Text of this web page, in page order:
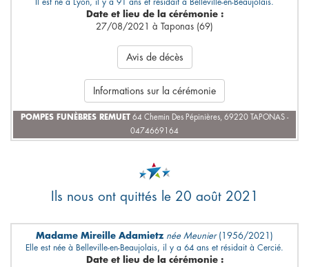
Il est né à Lyon, il y a 91 ans et résidait à Belleville-en-Beaujolais.
Date et lieu de la cérémonie :
27/08/2021 à Taponas (69)
Avis de décès
Informations sur la cérémonie
POMPES FUNÈBRES REMUET 64 Chemin Des Pépinières, 69220 TAPONAS -
0474669164
Ils nous ont quittés le 20 août 2021
Madame Mireille Adamietz née Meunier (1956/2021)
Elle est née à Belleville-en-Beaujolais, il y a 64 ans et résidait à Cercié.
Date et lieu de la cérémonie :